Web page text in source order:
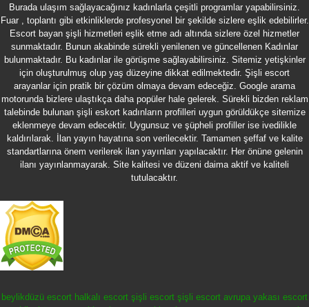
Burada ulaşım sağlayacağınız kadınlarla çeşitli programlar yapabilirsiniz.
Fuar , toplantı gibi etkinliklerde profesyonel bir şekilde sizlere eşlik edebilirler.
Escort bayan şişli hizmetleri eşlik etme adı altında sizlere özel hizmetler
sunmaktadır. Bunun akabinde sürekli yenilenen ve güncellenen Kadınlar
bulunmaktadır. Bu kadınlar ile görüşme sağlayabilirsiniz. Sitemiz yetişkinler
için oluşturulmuş olup yaş düzeyine dikkat edilmektedir. Şişli escort
arayanlar için pratik bir çözüm olmaya devam edeceğiz. Google arama
motorunda bizlere ulaştıkça daha popüler hale gelerek. Sürekli bizden reklam
talebinde bulunan şişli eskort kadınların profilleri uygun görüldükçe sitemize
eklenmeye devam edecektir. Uygunsuz ve şüpheli profiller ise ivedilikle
kaldırılarak. İlan yayın hayatına son verilecektir. Tamamen şeffaf ve kalite
standartlarına önem verilerek ilan yayınları yapılacaktır. Her önüne gelenin
ilanı yayınlanmayarak. Site kalitesi ve düzeni daima aktif ve kaliteli
tutulacaktır.
beylikdüzü escort halkalı escort şişli escort şişli escort avrupa yakası escort